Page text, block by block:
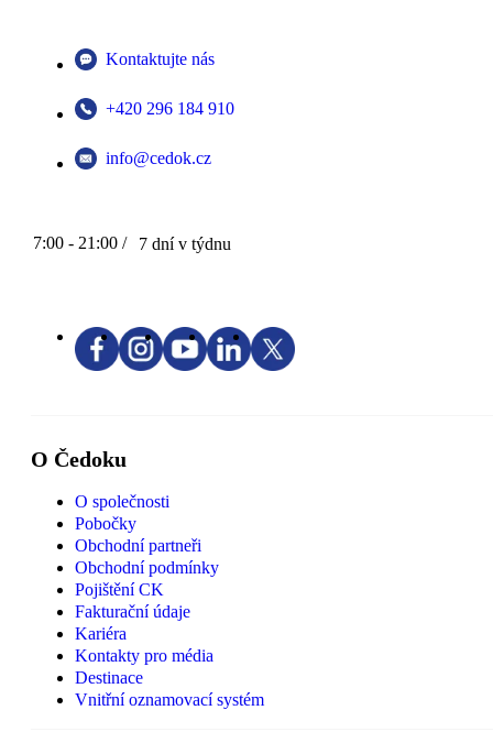
Kontaktujte nás
+420 296 184 910
info@cedok.cz
7:00 - 21:00 / 7 dní v týdnu
O Čedoku
O společnosti
Pobočky
Obchodní partneři
Obchodní podmínky
Pojištění CK
Fakturační údaje
Kariéra
Kontakty pro média
Destinace
Vnitřní oznamovací systém